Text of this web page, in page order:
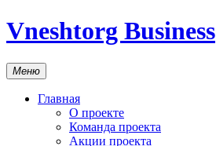
Vneshtorg Business
Меню
Главная
О проекте
Команда проекта
Акции проекта